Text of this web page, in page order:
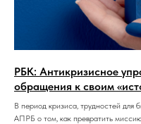
РБК: Антикризисное
обращения к своим
В период кризиса, трудностей для
АПРБ о том, как превратить